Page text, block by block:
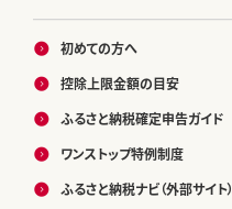
初めての方へ
控除上限金額の目安
ふるさと納税確定申告ガイド
ワンストップ特例制度
ふるさと納税ナビ（外部サイト）